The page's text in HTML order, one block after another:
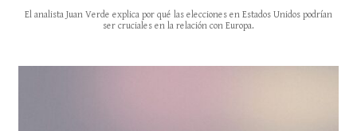
El analista Juan Verde explica por qué las elecciones en Estados Unidos podrían
ser cruciales en la relación con Europa.